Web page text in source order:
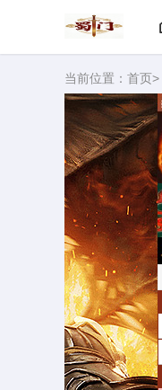
当前位置： 首页>